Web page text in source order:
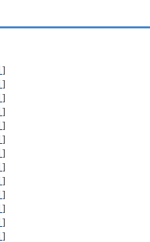
]
]
]
]
]
]
]
]
]
]
]
]
]